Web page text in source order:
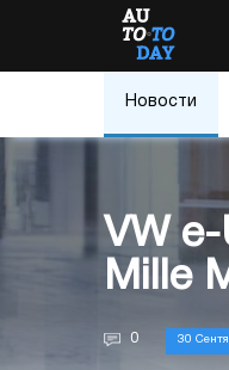
Новости
VW
Mille
0 30